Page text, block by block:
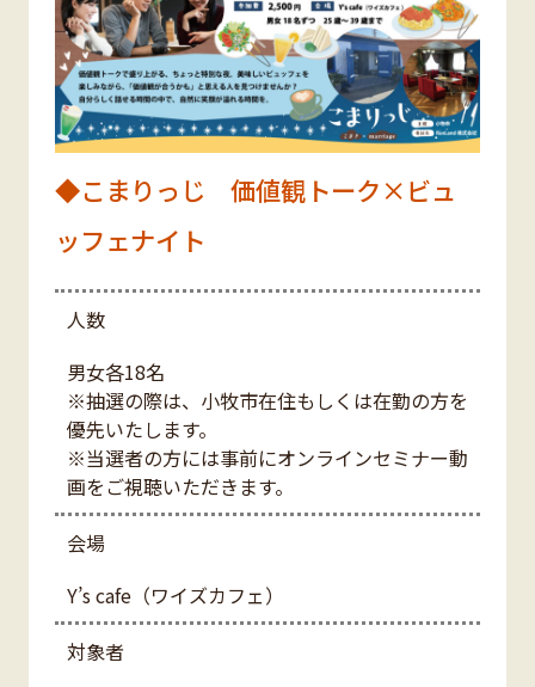
◆こまりっじ 価値観トーク×ビュ
ッフェナイト
人数
男女各18名
※抽選の際は、小牧市在住もしくは在勤の方を
優先いたします。
※当選者の方には事前にオンラインセミナー動
画をご視聴いただきます。
会場
Y’s cafe（ワイズカフェ）
対象者